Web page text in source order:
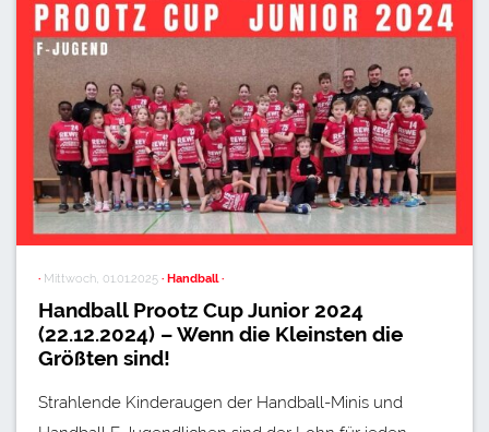
· Mittwoch, 01.01.2025 · Handball ·
Handball Prootz Cup Junior 2024
(22.12.2024) – Wenn die Kleinsten die
Größten sind!
Strahlende Kinderaugen der Handball-Minis und